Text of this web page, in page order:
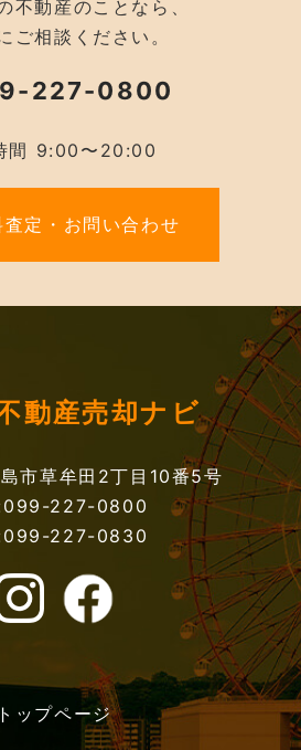
不動産のことなら、
ご相談ください。
227-0800
間 9:00〜20:00
査定・お問い合わせ
動産売却ナビ
市草牟田2丁目10番5号
227-0800
227-0830
トップページ